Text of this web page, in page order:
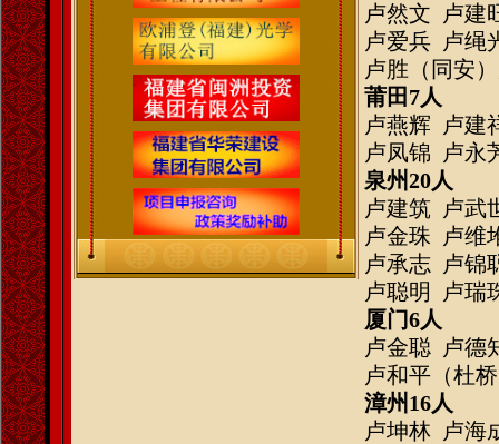
卢然文 卢建
卢爱兵 卢绳
卢胜（同安）
莆田 7人
卢燕辉 卢建
卢凤锦 卢永
泉州20人
卢建筑 卢武
卢金珠 卢维
卢承志 卢锦
卢聪明
卢瑞
厦门6人
卢金聪 卢德
卢和平（杜
漳州16人
卢坤林 卢海